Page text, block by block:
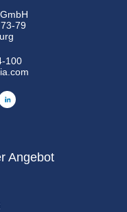
79
100
Angebot